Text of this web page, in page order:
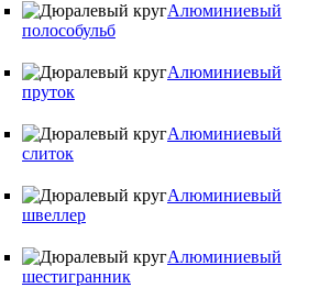
Алюминиевый
полособульб
Алюминиевый
пруток
Алюминиевый
слиток
Алюминиевый
швеллер
Алюминиевый
шестигранник